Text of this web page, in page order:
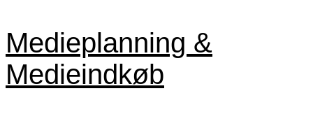
Medieplanning &
Medieindkøb